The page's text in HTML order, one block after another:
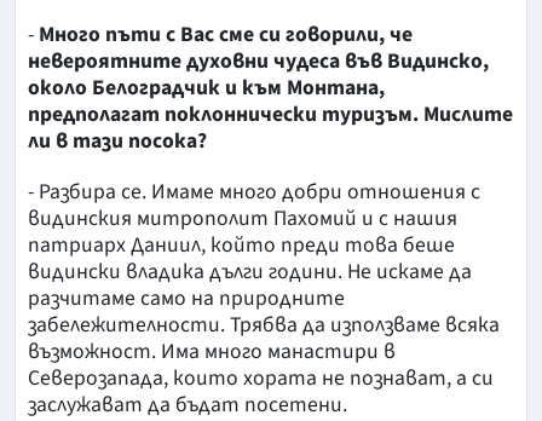
- Много пъти с Вас сме си говорили, че
невероятните духовни чудеса във Видинско,
около Белоградчик и към Монтана,
предполагат поклоннически туризъм. Мислите
ли в тази посока?
- Разбира се. Имаме много добри отношения с
видинския митрополит Пахомий и с нашия
патриарх Даниил, който преди това беше
видински владика дълги години. Не искаме да
разчитаме само на природните
забележителности. Трябва да използваме всяка
възможност. Има много манастири в
Северозапада, които хората не познават, а си
заслужават да бъдат посетени.